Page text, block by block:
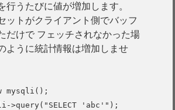
行うたびに値が増加します。
ットがクライアント側でバッフ
だけで フェッチされなかった場
ように統計情報は増加しませ
mysqli();
>query("SELECT 'abc'");